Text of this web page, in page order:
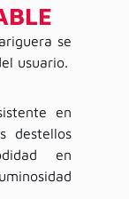
se
usuario.
en
destellos
en